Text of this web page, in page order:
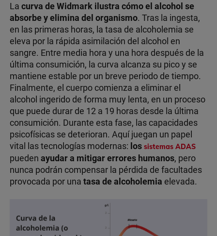
La curva de Widmark ilustra cómo el alcohol se
absorbe y elimina del organismo. Tras la ingesta,
en las primeras horas, la tasa de alcoholemia se
eleva por la rápida asimilación del alcohol en
sangre. Entre media hora y una hora después de la
última consumición, la curva alcanza su pico y se
mantiene estable por un breve periodo de tiempo.
Finalmente, el cuerpo comienza a eliminar el
alcohol ingerido de forma muy lenta, en un proceso
que puede durar de 12 a 19 horas desde la última
consumición. Durante esta fase, las capacidades
psicofísicas se deterioran. Aquí juegan un papel
vital las tecnologías modernas: los sistemas ADAS
pueden ayudar a mitigar errores humanos, pero
nunca podrán compensar la pérdida de facultades
provocada por una tasa de alcoholemia elevada.